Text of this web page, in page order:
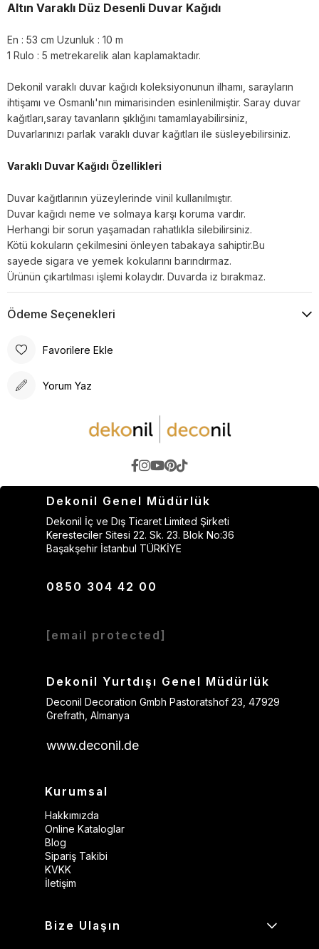
Altın Varaklı Düz Desenli Duvar Kağıdı
En : 53 cm Uzunluk : 10 m
1 Rulo : 5 metrekarelik alan kaplamaktadır.
Dekonil varaklı duvar kağıdı koleksiyonunun ilhamı, sarayların
ihtişamı ve Osmanlı'nın mimarisinden esinlenilmiştir. Saray duvar
kağıtları,saray tavanların şıklığını tamamlayabilirsiniz,
Duvarlarınızı parlak varaklı duvar kağıtları ile süsleyebilirsiniz.
Varaklı Duvar Kağıdı Özellikleri
Duvar kağıtlarının yüzeylerinde vinil kullanılmıştır.
Duvar kağıdı neme ve solmaya karşı koruma vardır.
Herhangi bir sorun yaşamadan rahatlıkla silebilirsiniz.
Kötü kokuların çekilmesini önleyen tabakaya sahiptir.Bu
sayede sigara ve yemek kokularını barındırmaz.
Ürünün çıkartılması işlemi kolaydır. Duvarda iz bırakmaz.
Ödeme Seçenekleri
Favorilere Ekle
Yorum Yaz
Dekonil Genel Müdürlük
Dekonil İç ve Dış Ticaret Limited Şirketi
Keresteciler Sitesi 22. Sk. 23. Blok No:36
Başakşehir İstanbul TÜRKİYE
0850 304 42 00
[email protected]
Dekonil Yurtdışı Genel Müdürlük
Deconil Decoration Gmbh Pastoratshof 23, 47929
Grefrath, Almanya
www.deconil.de
Kurumsal
Hakkımızda
Online Kataloglar
Blog
Sipariş Takibi
KVKK
İletişim
Bize Ulaşın